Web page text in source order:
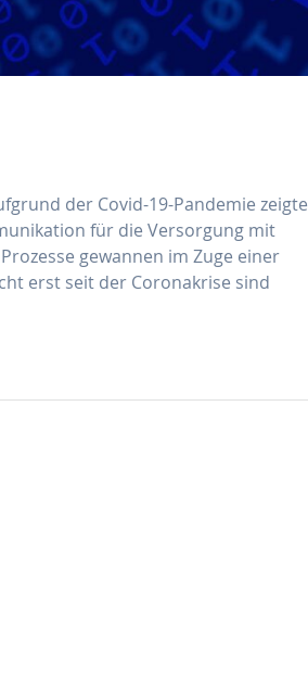
der Covid-19-Pandemie zeigte
für die Versorgung mit
gewannen im Zuge einer
erst seit der Coronakrise sind